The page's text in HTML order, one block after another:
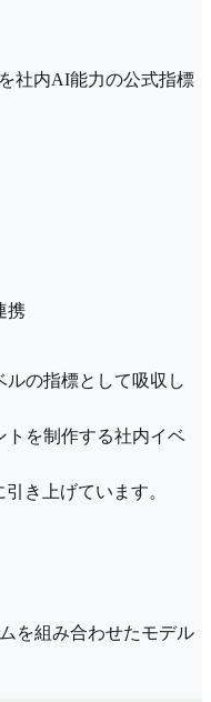
社内AI能力の公式指標
携
の指標として吸収し
トを制作する社内イベ
き上げています。
を組み合わせたモデル